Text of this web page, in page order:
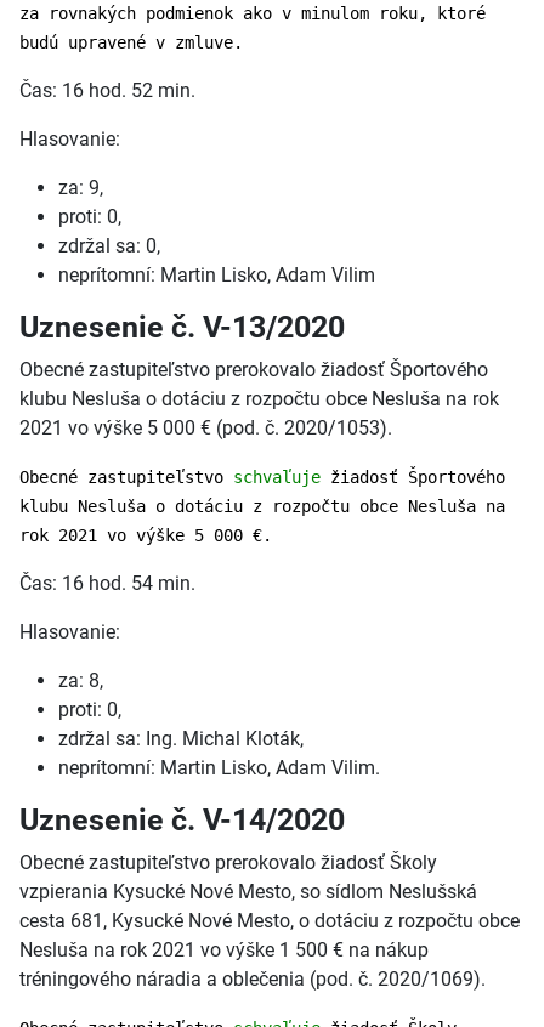
za rovnakých podmienok ako v minulom roku, ktoré
budú upravené v zmluve.
Čas: 16 hod. 52 min.
Hlasovanie:
za: 9,
proti: 0,
zdržal sa: 0,
neprítomní: Martin Lisko, Adam Vilim
Uznesenie č. V-13/2020
Obecné zastupiteľstvo prerokovalo žiadosť Športového
klubu Nesluša o dotáciu z rozpočtu obce Nesluša na rok
2021 vo výške 5 000 € (pod. č. 2020/1053).
Obecné zastupiteľstvo schvaľuje žiadosť Športového
klubu Nesluša o dotáciu z rozpočtu obce Nesluša na
rok 2021 vo výške 5 000 €.
Čas: 16 hod. 54 min.
Hlasovanie:
za: 8,
proti: 0,
zdržal sa: Ing. Michal Kloták,
neprítomní: Martin Lisko, Adam Vilim.
Uznesenie č. V-14/2020
Obecné zastupiteľstvo prerokovalo žiadosť Školy
vzpierania Kysucké Nové Mesto, so sídlom Neslušská
cesta 681, Kysucké Nové Mesto, o dotáciu z rozpočtu obce
Nesluša na rok 2021 vo výške 1 500 € na nákup
tréningového náradia a oblečenia (pod. č. 2020/1069).